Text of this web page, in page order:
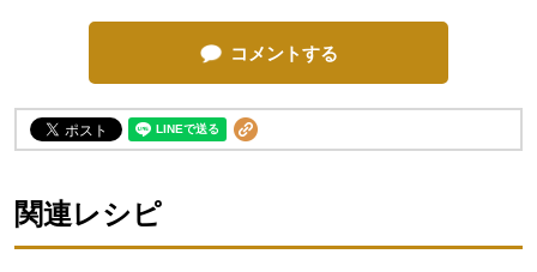
コメントする
関連レシピ